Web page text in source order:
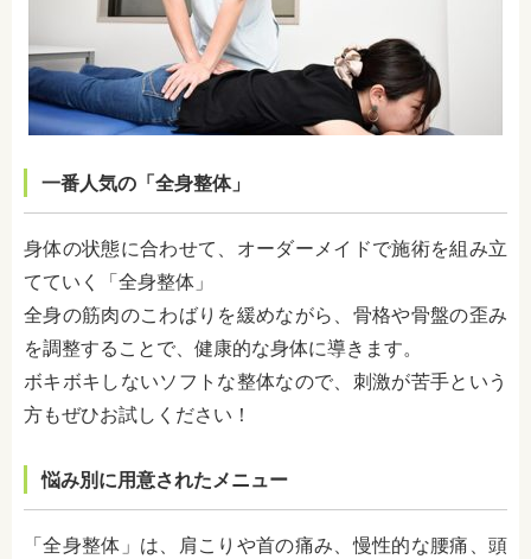
一番人気の「全身整体」
身体の状態に合わせて、オーダーメイドで施術を組み立
てていく「全身整体」
全身の筋肉のこわばりを緩めながら、骨格や骨盤の歪み
を調整することで、健康的な身体に導きます。
ボキボキしないソフトな整体なので、刺激が苦手という
方もぜひお試しください！
悩み別に用意されたメニュー
「全身整体」は、肩こりや首の痛み、慢性的な腰痛、頭